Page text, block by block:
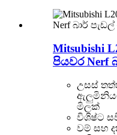
Mitsubishi
පියවර Nerf
උසස්
මිලක්
විශිෂ්ට
වම් සහ